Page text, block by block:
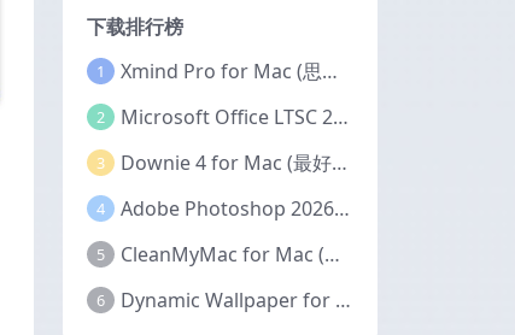
下载排行榜
1 Xmind Pro for Mac (思维导图软件) v26.04.01337 永久激活版
2 Microsoft Office LTSC 2024 for Mac (Office全家桶) v16.111.2 中文激活版
3 Downie 4 for Mac (最好的视频下载器) v4.12.12 激活版
4 Adobe Photoshop 2026 for Mac (PS2026图像编辑处理软件) v27.6.0 中文版
5 CleanMyMac for Mac (Mac清理优化工具) v5.5.7 激活版
6 Dynamic Wallpaper for Mac(超赞的Mac动态视频壁纸) v25.4 激活版